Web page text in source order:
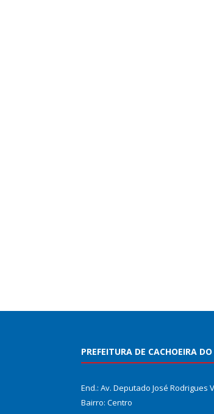
PREFEITURA DE CACHOEIRA
End.: Av. Deputado José Rodrigues
Bairro: Centro